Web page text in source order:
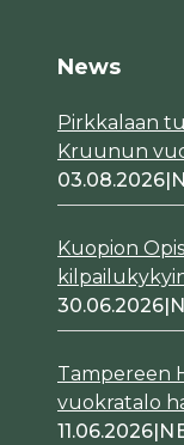
News
Pirkkalaan
Kruunun
03.08.2026
Kuopion
30.06.2026
Tampereen
vuokratalo
11.06.2026